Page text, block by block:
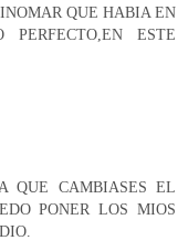
QUE HABIA EN
PERFECTO,EN ESTE
QUE CAMBIASES EL
PONER LOS MIOS